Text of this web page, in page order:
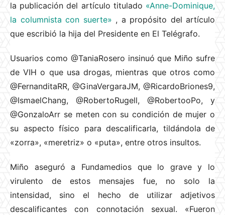
la publicación del artículo titulado «Anne-Dominique,
la columnista con suerte» , a propósito del artículo
que escribió la hija del Presidente en El Telégrafo.
Usuarios como @TaniaRosero insinuó que Miño sufre
de VIH o que usa drogas, mientras que otros como
@FernanditaRR, @GinaVergaraJM, @RicardoBriones9,
@IsmaelChang, @RobertoRugell, @RobertooPo, y
@GonzaloArr se meten con su condición de mujer o
su aspecto físico para descalificarla, tildándola de
«zorra», «meretriz» o «puta», entre otros insultos.
Miño aseguró a Fundamedios que lo grave y lo
virulento de estos mensajes fue, no solo la
intensidad, sino el hecho de utilizar adjetivos
descalificantes con connotación sexual. «Fueron